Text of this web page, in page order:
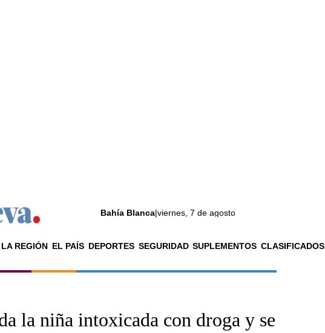
Bahía Blanca|viernes, 7 de agosto
LA REGIÓN EL PAÍS DEPORTES SEGURIDAD SUPLEMENTOS CLASIFICADOS
La ciudad
El país
la niña intoxicada con droga y se